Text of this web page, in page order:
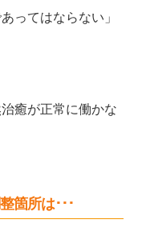
ってはならない」
癒が正常に働かな
箇所は･･･